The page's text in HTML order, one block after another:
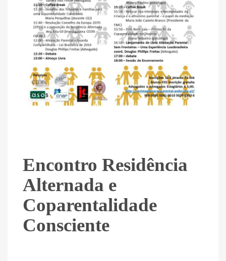
Encontro Residência
Alternada e
Coparentalidade
Consciente